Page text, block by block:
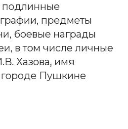
подлинные
предметы
боевые награды
в том числе личные
Хазова, имя
городе Пушкине